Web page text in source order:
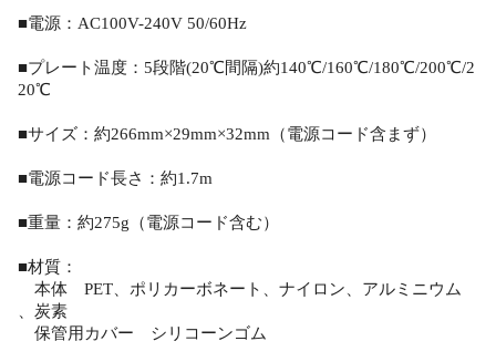
■電源：AC100V-240V 50/60Hz
■プレート温度：5段階(20℃間隔)約140℃/160℃/180℃/200℃/2
20℃
■サイズ：約266mm×29mm×32mm（電源コード含まず）
■電源コード長さ：約1.7m
■重量：約275g（電源コード含む）
■材質：
本体 PET、ポリカーボネート、ナイロン、アルミニウム
、炭素
保管用カバー シリコーンゴム